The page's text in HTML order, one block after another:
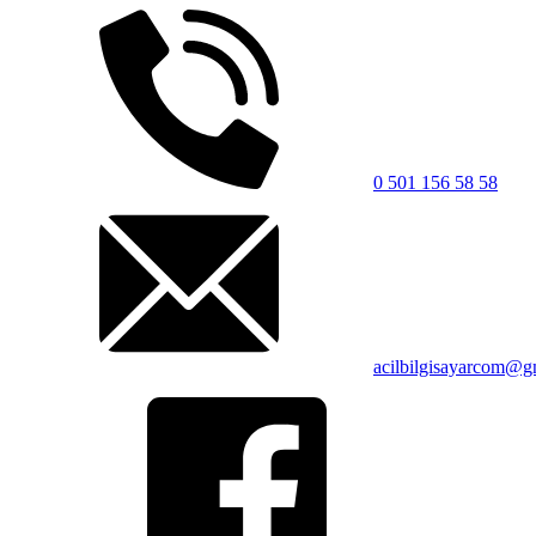
0 501 156 58 58